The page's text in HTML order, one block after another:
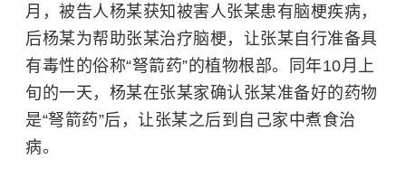
月，被告人杨某获知被害人张某患有脑梗疾病，
后杨某为帮助张某治疗脑梗，让张某自行准备具
有毒性的俗称“弩箭药”的植物根部。同年10月上
旬的一天，杨某在张某家确认张某准备好的药物
是“弩箭药”后，让张某之后到自己家中煮食治
病。